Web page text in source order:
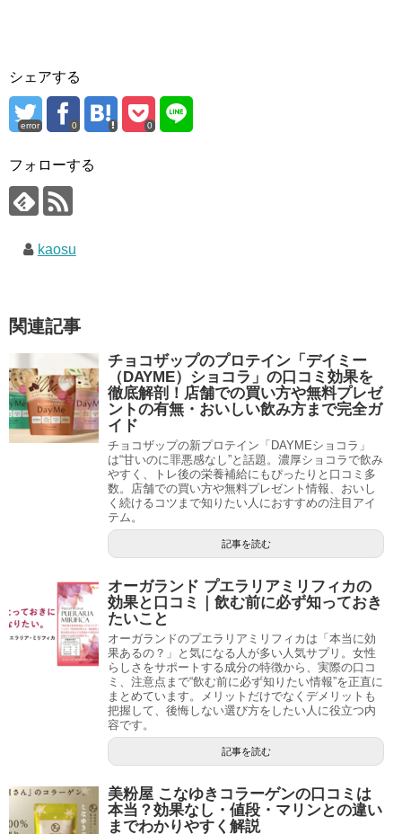
シェアする
error 0 0
フォローする
kaosu
関連記事
チョコザップのプロテイン「デイミー
（DAYME）ショコラ」の口コミ効果を
徹底解剖！店舗での買い方や無料プレゼ
ントの有無・おいしい飲み方まで完全ガ
イド
チョコザップの新プロテイン「DAYMEショコラ」
は“甘いのに罪悪感なし”と話題。濃厚ショコラで飲み
やすく、トレ後の栄養補給にもぴったりと口コミ多
数。店舗での買い方や無料プレゼント情報、おいし
く続けるコツまで知りたい人におすすめの注目アイ
テム。
記事を読む
オーガランド プエラリアミリフィカの
効果と口コミ｜飲む前に必ず知っておき
たいこと
オーガランドのプエラリアミリフィカは「本当に効
果あるの？」と気になる人が多い人気サプリ。女性
らしさをサポートする成分の特徴から、実際の口コ
ミ、注意点まで“飲む前に必ず知りたい情報”を正直に
まとめています。メリットだけでなくデメリットも
把握して、後悔しない選び方をしたい人に役立つ内
容です。
記事を読む
美粉屋 こなゆきコラーゲンの口コミは
本当？効果なし・値段・マリンとの違い
までわかりやすく解説